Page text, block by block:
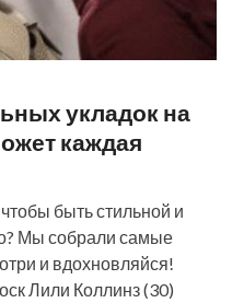
укладок на
каждая
быть стильной и
Мы собрали самые
и вдохновляйся!
Лили Коллинз (30)